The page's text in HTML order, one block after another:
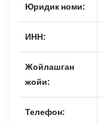
Юридик номи:
ИНН:
Жойлашган
жойи:
Телефон: